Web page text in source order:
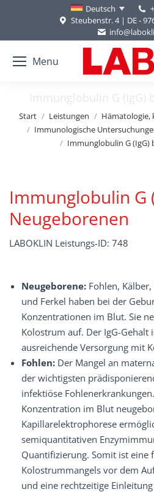
Deutsch
Steubenstr. 4 | DE -
Menu
Immunglobulin G (IgG)
Sie befinden sich hier:
Start Leistungen
Hämatologie,
Immunologische
Immunglobulin G (IgG)
Immunglobulin G
Neugeborenen
LABOKLIN Leistungs-ID: 748
Neugeborene: Fohlen,
und Ferkel haben bei der
Konzentrationen im Blut. Sie
Kolostrum auf. Der IgG-
ausreichende Versorgung mit
Fohlen: Der Mangel an
der wichtigsten
infektiöse
Konzentration im Blut
Kapillarelektrophorese
semiquantitativen
Quantifizierung. Somit ist eine
Kolostrummangels vor dem
und eine rechtzeitige